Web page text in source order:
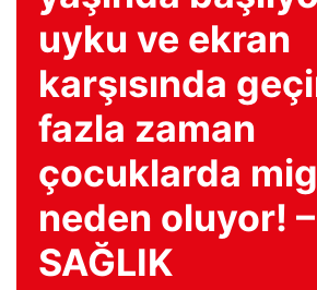
uyku ve ekran
karşısında
fazla zaman
çocuklarda
neden oluyor! –
SAĞLIK